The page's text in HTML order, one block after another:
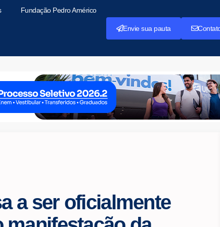
Fundação Pedro Américo
Envie sua pauta
a ser oficialmente